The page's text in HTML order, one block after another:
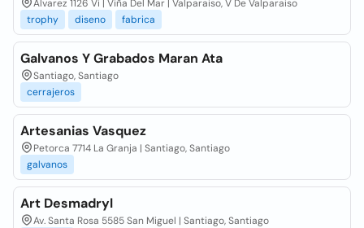
Alvarez 1126 Vi | Viña Del Mar | Valparaiso, V De Valparaiso
trophy
diseno fabrica
Galvanos Y Grabados Maran Ata
Santiago, Santiago
cerrajeros
Artesanias Vasquez
Petorca 7714 La Granja | Santiago, Santiago
galvanos
Art Desmadryl
Av. Santa Rosa 5585 San Miguel | Santiago, Santiago